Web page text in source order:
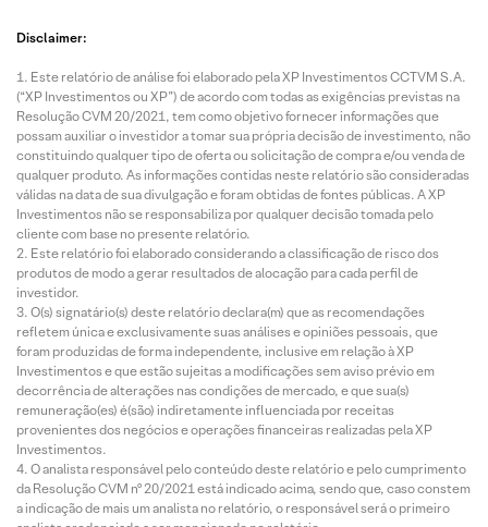
Disclaimer:
Este relatório de análise foi elaborado pela XP Investimentos CCTVM S.A.
(“XP Investimentos ou XP”) de acordo com todas as exigências previstas na
Resolução CVM 20/2021, tem como objetivo fornecer informações que
possam auxiliar o investidor a tomar sua própria decisão de investimento, não
constituindo qualquer tipo de oferta ou solicitação de compra e/ou venda de
qualquer produto. As informações contidas neste relatório são consideradas
válidas na data de sua divulgação e foram obtidas de fontes públicas. A XP
Investimentos não se responsabiliza por qualquer decisão tomada pelo
cliente com base no presente relatório.
Este relatório foi elaborado considerando a classificação de risco dos
produtos de modo a gerar resultados de alocação para cada perfil de
investidor.
O(s) signatário(s) deste relatório declara(m) que as recomendações
refletem única e exclusivamente suas análises e opiniões pessoais, que
foram produzidas de forma independente, inclusive em relação à XP
Investimentos e que estão sujeitas a modificações sem aviso prévio em
decorrência de alterações nas condições de mercado, e que sua(s)
remuneração(es) é(são) indiretamente influenciada por receitas
provenientes dos negócios e operações financeiras realizadas pela XP
Investimentos.
O analista responsável pelo conteúdo deste relatório e pelo cumprimento
da Resolução CVM nº 20/2021 está indicado acima, sendo que, caso constem
a indicação de mais um analista no relatório, o responsável será o primeiro